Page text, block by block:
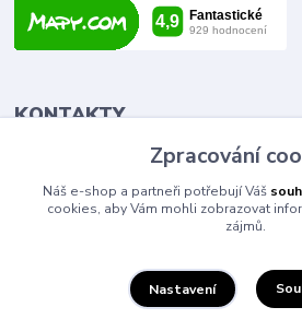
KONTAKTY
Tomáš Vlček
+420 702 090 443
volejte od 9,00 - 20,00 hod
info@elektromaterial.cz
Zpracování
Náš e-shop a partneři potřebují Váš
cookies, aby Vám mohli zobrazovat
zájmů.
Nastavení